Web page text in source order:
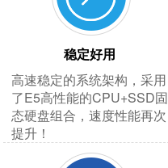
稳定好用
高速稳定的系统架构，采用
了E5高性能的CPU+SSD固
态硬盘组合，速度性能再次
提升！